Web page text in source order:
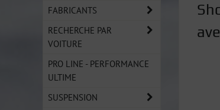
FABRICANTS
RECHERCHE PAR
VOITURE
PRO LINE - PERFORMANCE
ULTIME
SUSPENSION